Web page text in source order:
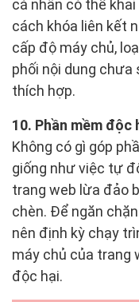
cá nhân có thể
cách khóa liên kết
cấp độ máy chủ,
phối nội dung
thích hợp.
10. Phần mềm độc
Không có gì góp
giống như việc tự
trang web lừa đảo
chèn. Để ngăn
nên định kỳ chạy
máy chủ của trang
độc hại.